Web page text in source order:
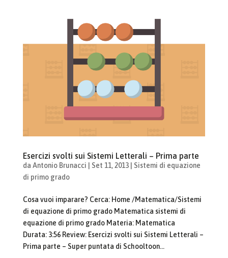
Esercizi svolti sui Sistemi Letterali – Prima parte
da Antonio Brunacci | Set 11, 2013| Sistemi di equazione
di primo grado
Cosa vuoi imparare? Cerca: Home /Matematica/Sistemi
di equazione di primo grado Matematica sistemi di
equazione di primo grado Materia: Matematica
Durata: 3:56 Review: Esercizi svolti sui Sistemi Letterali –
Prima parte – Super puntata di Schooltoon...